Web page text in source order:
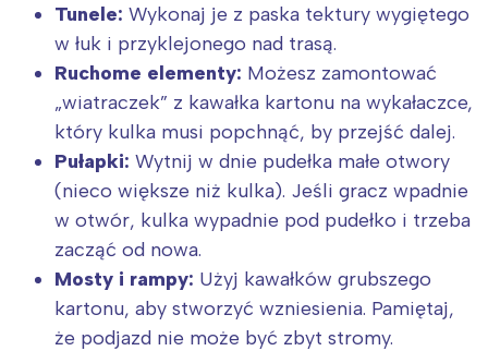
Tunele: Wykonaj je z paska tektury wygiętego
w łuk i przyklejonego nad trasą.
Ruchome elementy: Możesz zamontować
„wiatraczek” z kawałka kartonu na wykałaczce,
który kulka musi popchnąć, by przejść dalej.
Pułapki: Wytnij w dnie pudełka małe otwory
(nieco większe niż kulka). Jeśli gracz wpadnie
w otwór, kulka wypadnie pod pudełko i trzeba
zacząć od nowa.
Mosty i rampy: Użyj kawałków grubszego
kartonu, aby stworzyć wzniesienia. Pamiętaj,
że podjazd nie może być zbyt stromy.